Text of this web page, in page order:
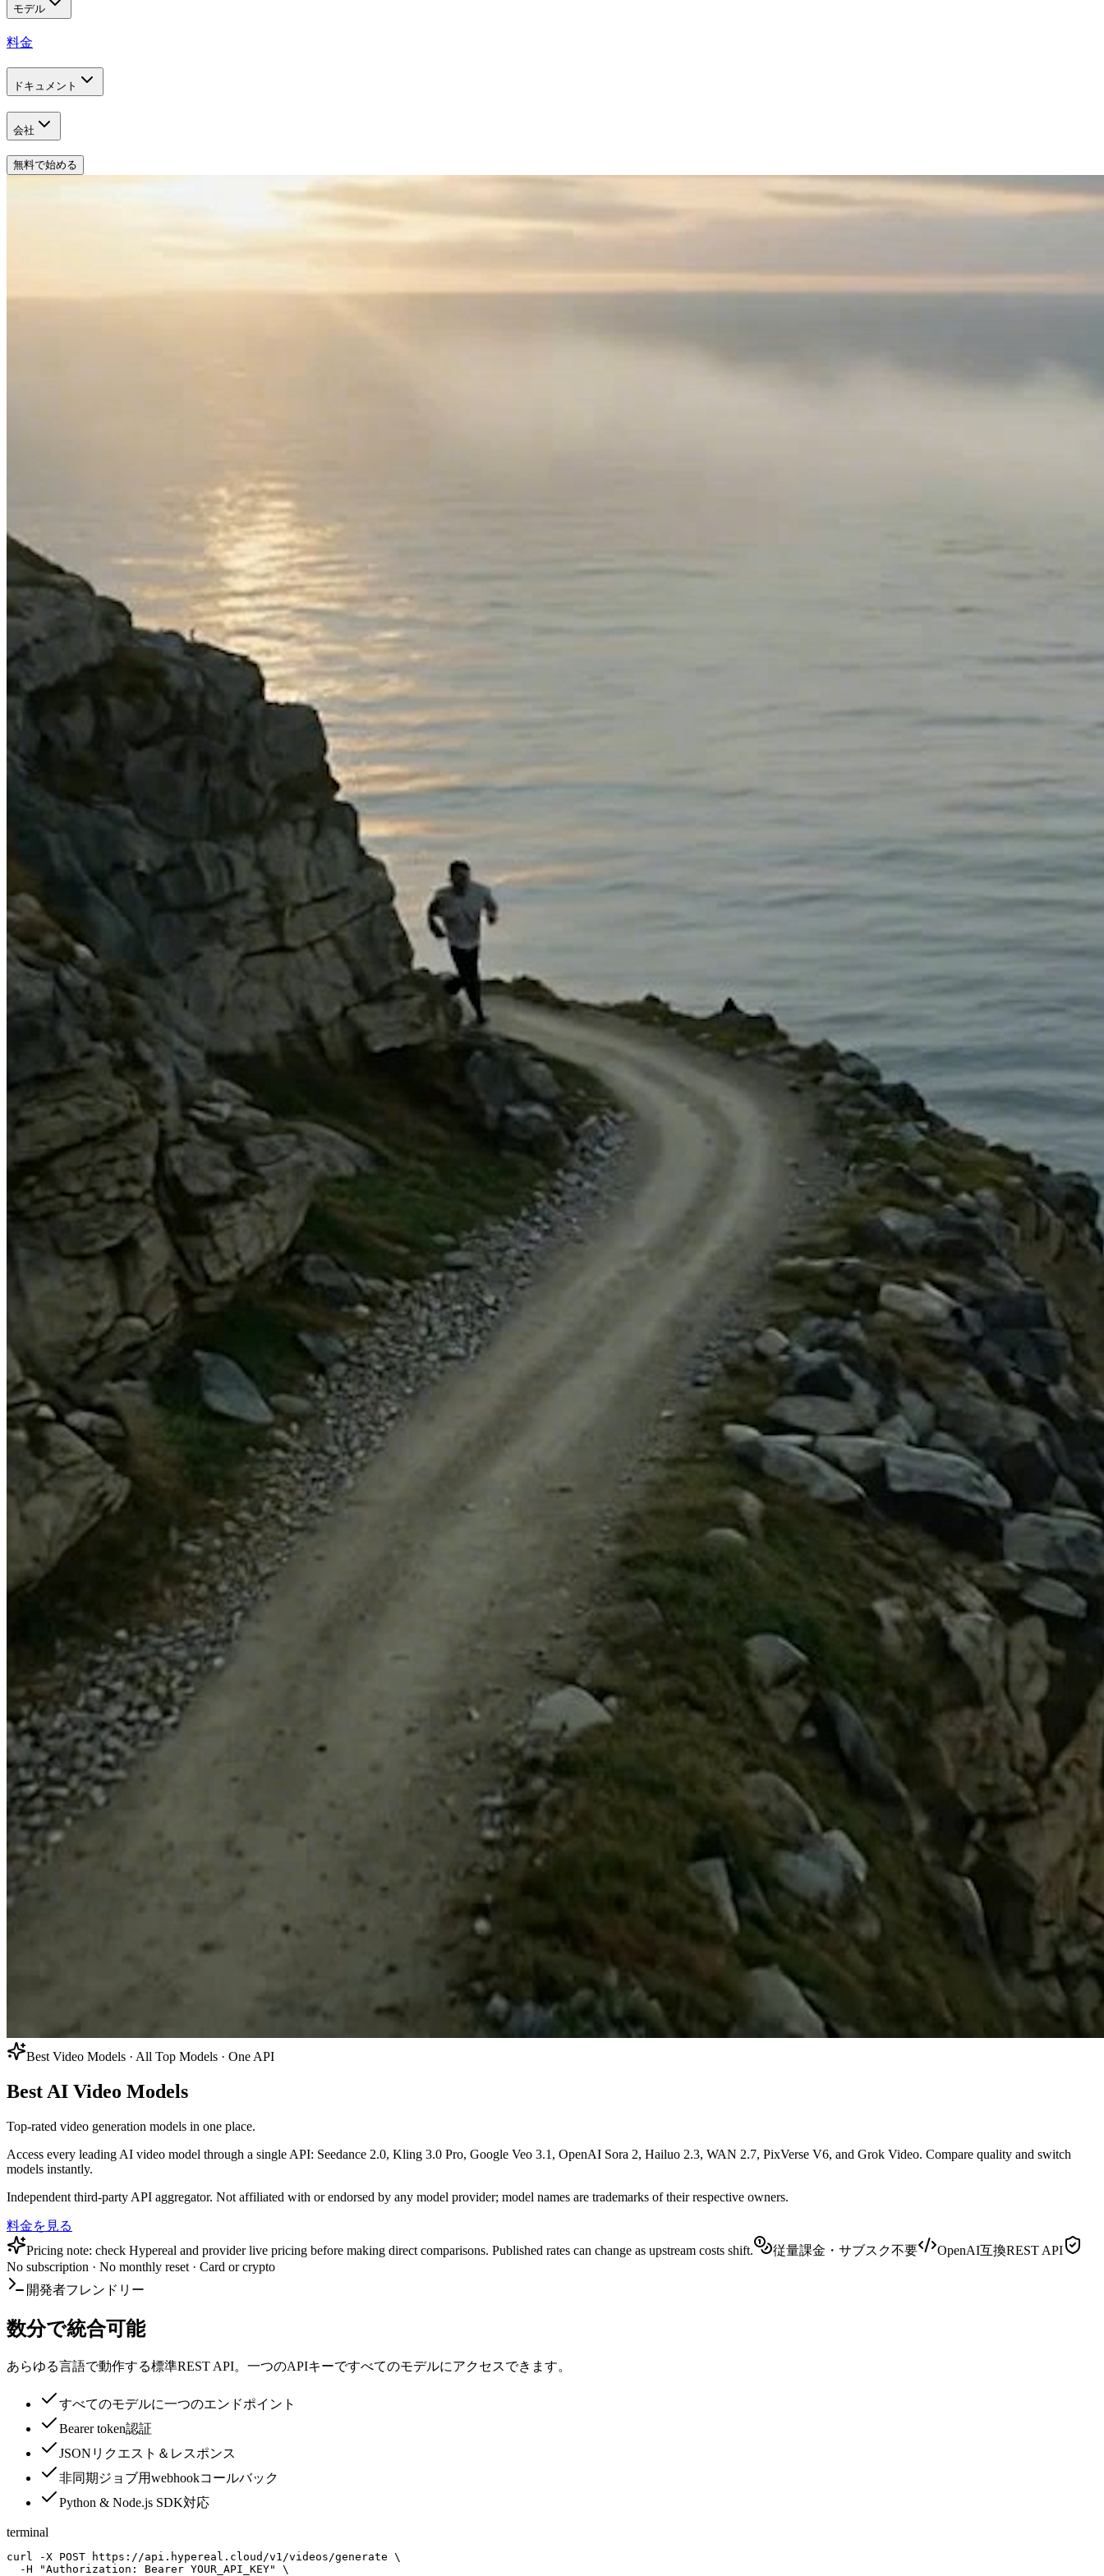
モデル
料金
ドキュメント
会社
無料で始める
Best Video Models · All Top Models · One API
Best AI Video Models
Top-rated video generation models in one place.
Access every leading AI video model through a single API: Seedance 2.0, Kling 3.0 Pro, Google Veo 3.1, OpenAI Sora 2, Hailuo 2.3, WAN 2.7, PixVerse V6, and Grok Video. Compare quality and switch
models instantly.
Independent third-party API aggregator. Not affiliated with or endorsed by any model provider; model names are trademarks of their respective owners.
料金を見る
Pricing note: check Hypereal and provider live pricing before making direct comparisons. Published rates can change as upstream costs shift.
従量課金・サブスク不要
OpenAI互換REST API
No subscription · No monthly reset · Card or crypto
開発者フレンドリー
数分で統合可能
あらゆる言語で動作する標準REST API。一つのAPIキーですべてのモデルにアクセスできます。
すべてのモデルに一つのエンドポイント
Bearer token認証
JSONリクエスト＆レスポンス
非同期ジョブ用webhookコールバック
Python & Node.js SDK対応
terminal
curl -X POST https://api.hypereal.cloud/v1/videos/generate \
  -H "Authorization: Bearer YOUR_API_KEY" \